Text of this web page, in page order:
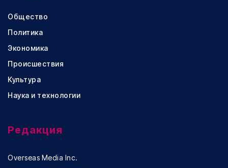
Общество
Политика
Экономика
Происшествия
Культура
Наука и технологии
Редакция
Overseas Media Inc.